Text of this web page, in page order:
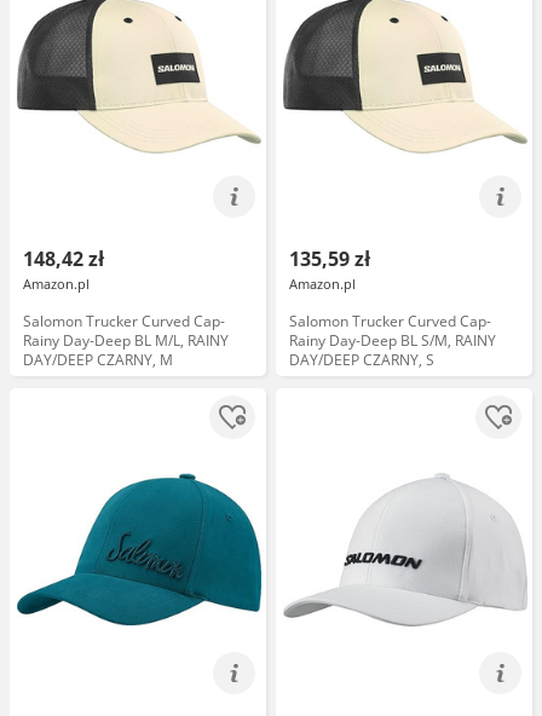
148,42 zł
Amazon.pl
Salomon Trucker Curved Cap-
Rainy Day-Deep BL M/L, RAINY
DAY/DEEP CZARNY, M
135,59 zł
Amazon.pl
Salomon Trucker Curved Cap-
Rainy Day-Deep BL S/M, RAINY
DAY/DEEP CZARNY, S